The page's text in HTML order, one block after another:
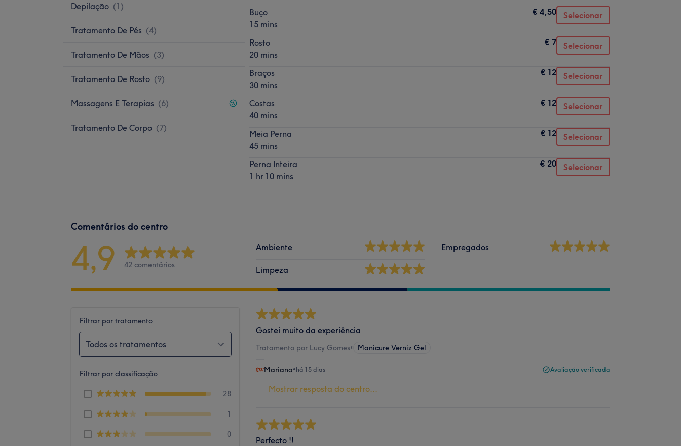
Depilação (1)
Tratamento De Pés (4)
Tratamento De Mãos (3)
Tratamento De Rosto (9)
Massagens E Terapias (6)
Tratamento De Corpo (7)
Buço
15 mins
€ 4,50 Selecionar
Rosto
20 mins
€ 7 Selecionar
Braços
30 mins
€ 12 Selecionar
Costas
40 mins
€ 12 Selecionar
Meia Perna
45 mins
€ 12 Selecionar
Perna Inteira
1 hr 10 mins
€ 20 Selecionar
Comentários do centro
4,9 42 comentários
Ambiente
Limpeza
Empregados
Filtrar por tratamento
Todos os tratamentos
Filtrar por classificação
28
1
0
Gostei muito da experiência
Tratamento por Lucy Gomes• Manicure Verniz Gel
Mariana•há 15 dias Avaliação verificada
Mostrar resposta do centro...
Perfecto !!